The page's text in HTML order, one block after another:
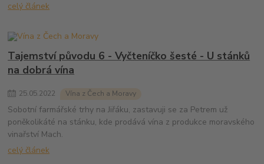
celý článek
Tajemství původu 6 - Vyčteníčko šesté - U stánků
na dobrá vína
25.05.2022 Vína z Čech a Moravy
Sobotní farmářské trhy na Jiřáku, zastavuji se za Petrem už
poněkolikáté na stánku, kde prodává vína z produkce moravského
vinařství Mach.
celý článek